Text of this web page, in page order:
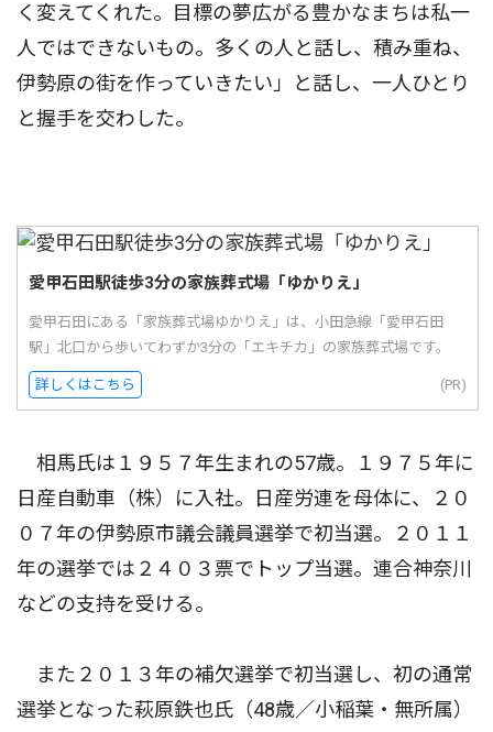
く変えてくれた。目標の夢広がる豊かなまちは私一
人ではできないもの。多くの人と話し、積み重ね、
伊勢原の街を作っていきたい」と話し、一人ひとり
と握手を交わした。
愛甲石田駅徒歩3分の家族葬式場「ゆかりえ」
愛甲石田にある「家族葬式場ゆかりえ」は、小田急線「愛甲石田
駅」北口から歩いてわずか3分の「エキチカ」の家族葬式場です。
詳しくはこちら (PR)
相馬氏は１９５７年生まれの57歳。１９７５年に
日産自動車（株）に入社。日産労連を母体に、２０
０７年の伊勢原市議会議員選挙で初当選。２０１１
年の選挙では２４０３票でトップ当選。連合神奈川
などの支持を受ける。
また２０１３年の補欠選挙で初当選し、初の通常
選挙となった萩原鉄也氏（48歳／小稲葉・無所属）